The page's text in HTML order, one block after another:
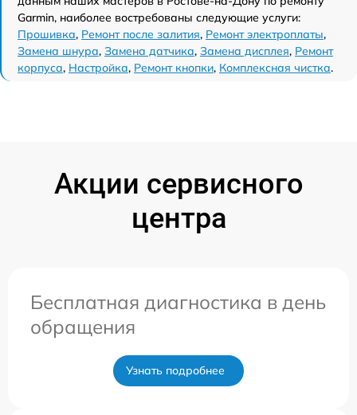
Garmin, наиболее востребованы следующие услуги:
Прошивка, Ремонт после залития, Ремонт электроплаты,
Замена шнура, Замена датчика, Замена дисплея, Ремонт
корпуса, Настройка, Ремонт кнопки, Комплексная чистка.
Акции сервисного
центра
Бесплатная диагностика в день
обращения
Узнать подробнее